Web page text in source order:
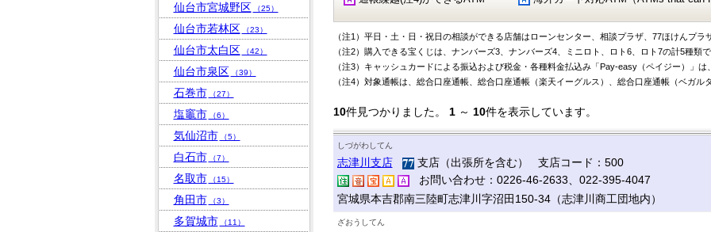
（注1）平日・土・日・祝日の相談ができる店舗はローンセンター、相談プラザ、77ほけんプラ
（注2）購入できる宝くじは、ナンバーズ3、ナンバーズ4、ミニロト、ロト6、ロト7の計5種類で
（注3）キャッシュカードによる振込および税金・各種料金払込み「Pay-easy（ペイジー）」は
（注4）対象通帳は、総合口座通帳、総合口座通帳（楽天イーグルス）、総合口座通帳（ベガル
10件見つかりました。 1～ 10件を表示しています。
しづがわしてん
志津川支店
支店（出張所を含む） 支店コード：500
お問い合わせ：0226-46-2633、022-395-4047
宮城県本吉郡南三陸町志津川字沼田150-34（志津川商工団地内）
ざおうしてん
仙台市宮城野区 （25）
仙台市若林区 （23）
仙台市太白区 （42）
仙台市泉区 （39）
石巻市 （27）
塩竈市 （6）
気仙沼市 （5）
白石市 （7）
名取市 （15）
角田市 （3）
多賀城市 （11）